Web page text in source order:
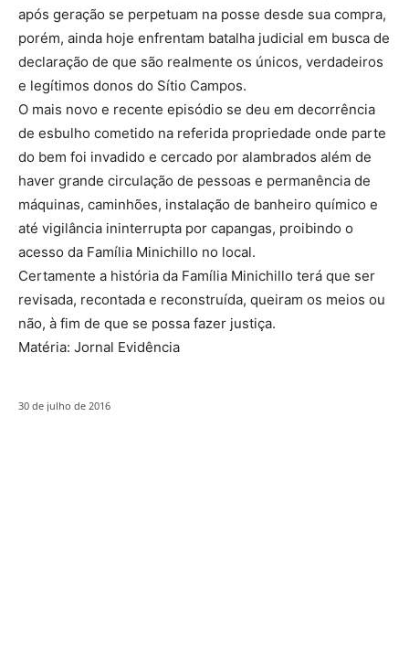
após geração se perpetuam na posse desde sua compra,
porém, ainda hoje enfrentam batalha judicial em busca de
declaração de que são realmente os únicos, verdadeiros
e legítimos donos do Sítio Campos.
O mais novo e recente episódio se deu em decorrência
de esbulho cometido na referida propriedade onde parte
do bem foi invadido e cercado por alambrados além de
haver grande circulação de pessoas e permanência de
máquinas, caminhões, instalação de banheiro químico e
até vigilância ininterrupta por capangas, proibindo o
acesso da Família Minichillo no local.
Certamente a história da Família Minichillo terá que ser
revisada, recontada e reconstruída, queiram os meios ou
não, à fim de que se possa fazer justiça.
Matéria: Jornal Evidência
30 de julho de 2016